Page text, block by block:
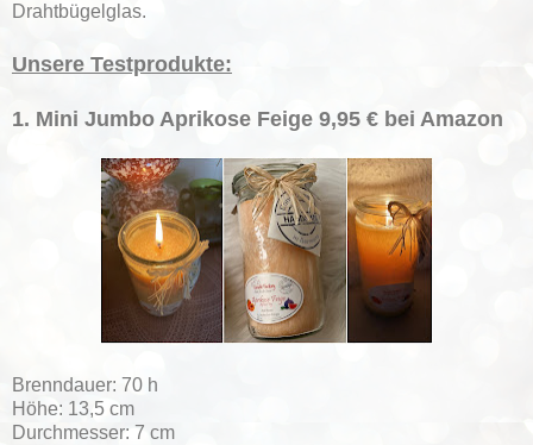
Drahtbügelglas.
Unsere Testprodukte:
1. Mini Jumbo Aprikose Feige 9,95 € bei Amazon
Brenndauer: 70 h
Höhe: 13,5 cm
Durchmesser: 7 cm